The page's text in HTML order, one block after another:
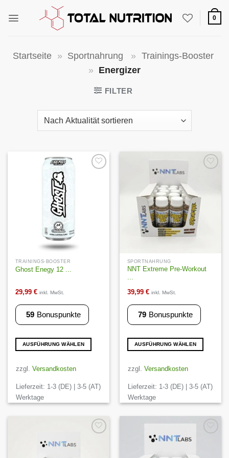
Inhalt
0
Startseite » Sportnahrung » Trainings-Booster
» Energizer
FILTER
TRAININGS-BOOSTER
Ghost Enegy 12 ...
29,99 € inkl. MwSt.
59 Bonuspunkte
AUSFÜHRUNG WÄHLEN
Produkt
mehrere
Varianten
auf.
zzgl. Versandkosten
Lieferzeit: 1-3 (DE) | 3-5 (AT)
Werktage
SPORTNAHRUNG
NNT Extreme Pre-Workout
...
39,99 € inkl. MwSt.
79 Bonuspunkte
AUSFÜHRUNG WÄHLEN
Produkt
mehrere
Varianten
auf.
Die
zzgl. Versandkosten
Lieferzeit: 1-3 (DE) | 3-5 (AT)
Werktage
Wunschliste